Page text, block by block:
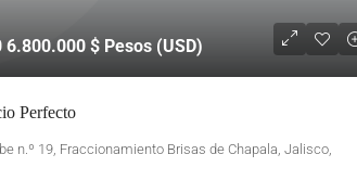
6.800.000 $ Pesos (USD)
Perfecto
n.º 19, Fraccionamiento Brisas de Chapala, Jalisco,